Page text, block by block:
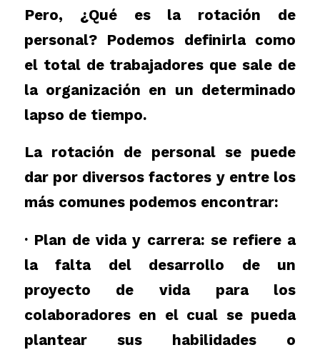
Pero, ¿Qué es la rotación de
personal? Podemos definirla como
el total de trabajadores que sale de
la organización en un determinado
lapso de tiempo.
La rotación de personal se puede
dar por diversos factores y entre los
más comunes podemos encontrar:
· Plan de vida y carrera: se refiere a
la falta del desarrollo de un
proyecto de vida para los
colaboradores en el cual se pueda
plantear sus habilidades o